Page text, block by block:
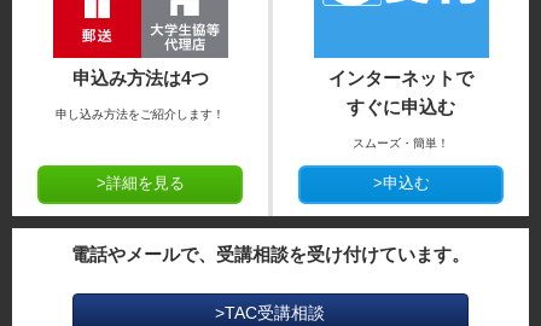
申込み方法は4つ
申し込み方法をご紹介します！
>詳細を見る
インターネットで
すぐに申込む
スムーズ・簡単！
>申込む
電話やメールで、受講相談を受け付けています。
>TAC受講相談